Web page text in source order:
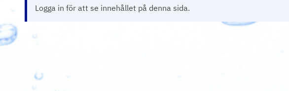
Logga in för att se innehållet på denna sida.